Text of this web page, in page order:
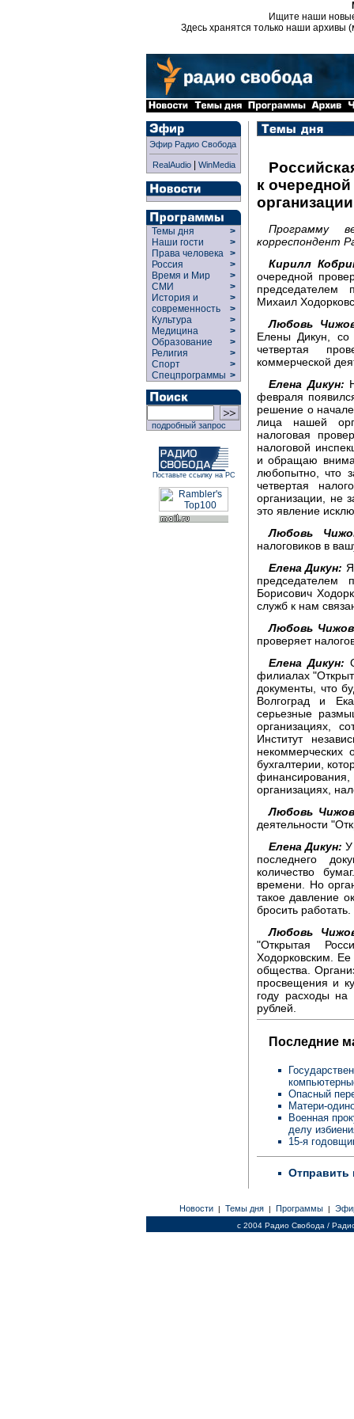
Ищите наши
Здесь хранятся только наши архивы
Эфир Радио Свобода
RealAudio| WinMedia
Темы дня
>
Наши гости
>
Права человека >
Россия
>
Время и Мир
>
СМИ
>
История и
современность
>
>
Культура
>
Медицина
>
Образование
>
Религия
>
Спорт
>
Спецпрограммы >
подробный запрос
Поставьте ссылку на РС
к
Программу
корреспондент
Кирилл
очередной
председателем
Михаил
Любовь
Елены Дикун, со
четвертая
коммерческой
Елена Дикун:
февраля
решение о
лица нашей
налоговая
налоговой
и обращаю
любопытно, что
четвертая
организации, не
это явление
Любовь
налоговиков в
Елена Дикун:
председателем
Борисович
служб к нам
Любовь
проверяет
Елена Дикун:
филиалах
документы, что
Волгоград и
серьезные
организациях,
Институт
некоммерческих
бухгалтерии,
организациях,
Любовь
деятельности
Елена Дикун: У
последнего
количество
времени. Но
такое давление
бросить работать.
Любовь
"Открытая
Ходорковским. Ее
общества.
просвещения и
году расходы
рублей.
Последние
Опасный
Матери-
Военная
делу
15-я
Отправить
Новости | Темы дня | Программы |
c 2004 Радио Свобода /